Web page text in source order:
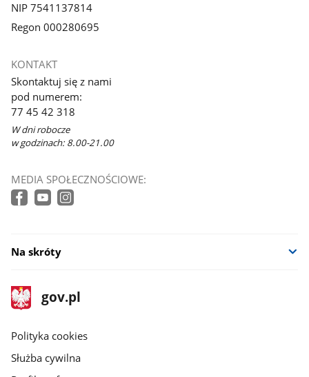
NIP 7541137814
Regon 000280695
KONTAKT
Skontaktuj się z nami
pod numerem:
77 45 42 318
W dni robocze
w godzinach: 8.00-21.00
MEDIA SPOŁECZNOŚCIOWE:
Na skróty
stopka
gov.pl
Strona
gov.pl
gov.pl
Polityka cookies
Służba cywilna